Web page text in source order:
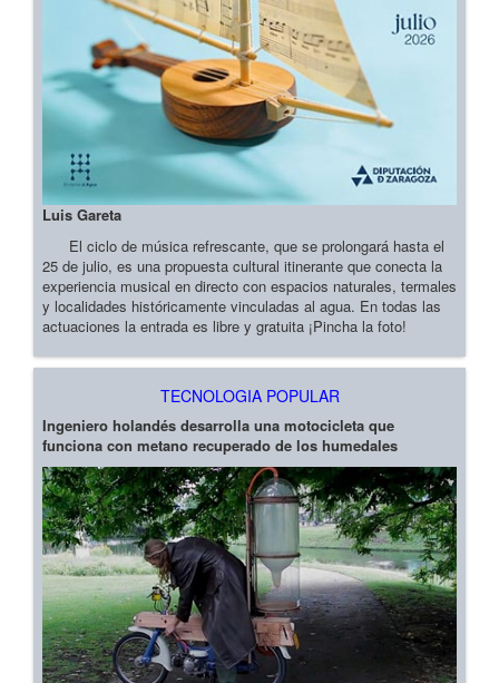
Luis Gareta
El ciclo de música refrescante, que se prolongará hasta el
25 de julio, es una propuesta cultural itinerante que conecta la
experiencia musical en directo con espacios naturales, termales
y localidades históricamente vinculadas al agua. En todas las
actuaciones la entrada es libre y gratuita ¡Pincha la foto!
TECNOLOGIA POPULAR
Ingeniero holandés desarrolla una motocicleta que
funciona con metano recuperado de los humedales